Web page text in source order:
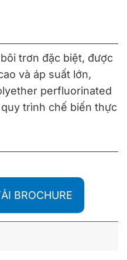
trơn đặc biệt, được
và áp suất lớn,
perfluorinated
trình chế biến thực
BROCHURE